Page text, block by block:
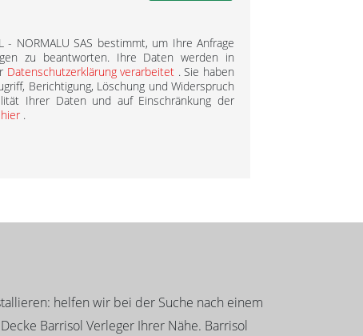
- NORMALU SAS bestimmt, um Ihre Anfrage
zu beantworten. Ihre Daten werden in
Datenschutzerklärung verarbeitet . Sie haben
Berichtigung, Löschung und Widerspruch
Ihrer Daten und auf Einschränkung der
.
helfen wir bei der Suche nach einem
Barrisol Verleger Ihrer Nähe. Barrisol